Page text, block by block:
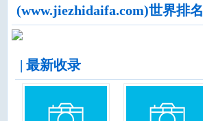
(www.jiezhidaifa.com)世界排名
| 最新收录